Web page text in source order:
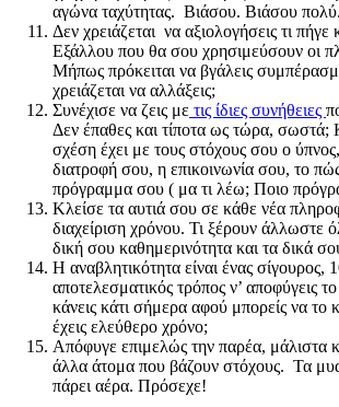
αγώνα ταχύτητας. Βιάσου. Βιάσου πολύ.
Δεν χρειάζεται να αξιολογήσεις τι πήγε
Εξάλλου που θα σου χρησιμεύσουν οι
Μήπως πρόκειται να βγάλεις
χρειάζεται να αλλάξεις;
Συνέχισε να ζεις με τις ίδιες συνήθειες
Δεν έπαθες και τίποτα ως τώρα, σωστά;
σχέση έχει με τους στόχους σου ο
διατροφή σου, η επικοινωνία σου, το
πρόγραμμα σου ( μα τι λέω; Ποιο
Κλείσε τα αυτιά σου σε κάθε νέα
διαχείριση χρόνου. Τι ξέρουν άλλωστε
δική σου καθημερινότητα και τα δικά
Η αναβλητικότητα είναι ένας σίγουρος,
αποτελεσματικός τρόπος ν’ αποφύγεις
κάνεις κάτι σήμερα αφού μπορείς να το
έχεις ελεύθερο χρόνο;
Απόφυγε επιμελώς την παρέα, μάλιστα
άλλα άτομα που βάζουν στόχους. Τα
πάρει αέρα. Πρόσεχε!